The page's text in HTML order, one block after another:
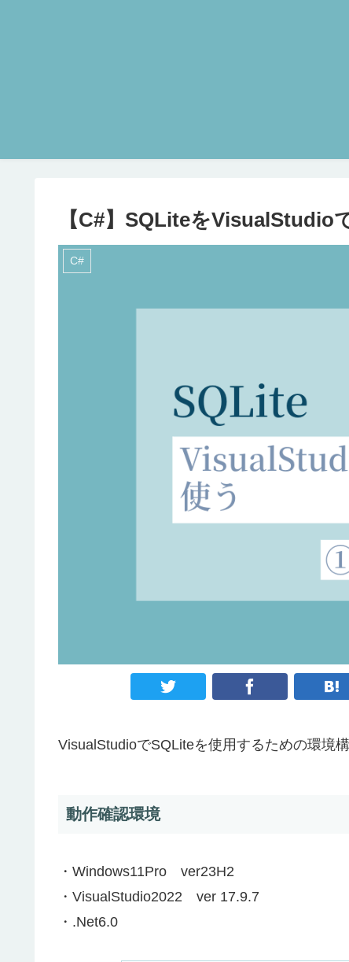
【C#】SQLiteをVisualStudio
C#
VisualStudioでSQLiteを使用するための環境構
動作確認環境
・Windows11Pro ver23H2
・VisualStudio2022 ver 17.9.7
・.Net6.0